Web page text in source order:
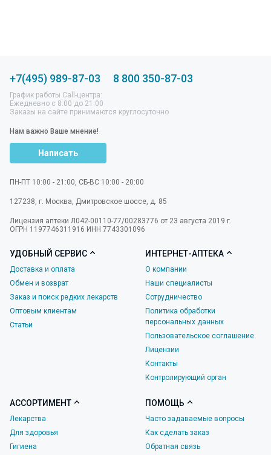
+7(495) 989-87-03 8 800 350-87-03
График работы Call-центра:
Ежедневно с 8:00 до 21:00
Заказы на сайте принимаются круглосуточно
Нам важно Ваше мнение!
Написать
ПН-ПТ 10:00 - 21:00, СБ-ВС 10:00 - 20:00
127238 г. Москва Дмитровское шоссе, д. 85
Лицензия аптеки Л042-00110-77/00283776 от 23 августа 2019 г.
ОГРН 1197746311916 ИНН 7743301096
УДОБНЫЙ СЕРВИС
Доставка и оплата
Обмен и возврат
Заказ и поиск редких лекарств
Оптовым клиентам
Статьи
ИНТЕРНЕТ-АПТЕКА
О компании
Наши специалисты
Сотрудничество
Политика обработки
персональных данных
Пользовательское соглашение
Лицензии
Контакты
Контролирующий орган
АССОРТИМЕНТ
Лекарства
Для здоровья
Гигиена
ПОМОЩЬ
Часто задаваемые вопросы
Как сделать заказ
Обратная связь